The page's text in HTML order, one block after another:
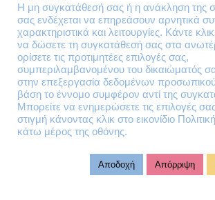
Θηβών 220
Άγιος Ιωάννης
Ρέντης
Τ.Κ. 182 33
Email
contact@lazarakis.gr
Η μη συγκατάθεσή σας ή η ανάκληση της
σας ενδέχεται να επηρεάσουν αρνητικά
χαρακτηριστικά και λειτουργίες. Κάντε
να δώσετε τη συγκατάθεσή σας στα
ορίσετε τις προτιμητέες επιλογές σας,
συμπεριλαμβανομένου του δικαιώματός
στην επεξεργασία δεδομένων
βάση το έννομο συμφέρον αντί της
Μπορείτε να ενημερώσετε τις επιλογές
στιγμή κάνοντας κλικ στο εικονίδιο
κάτω μέρος της οθόνης.
Αποδοχή Απόρριψη